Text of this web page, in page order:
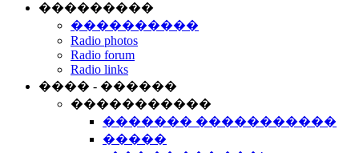
���������
����������
Radio photos
Radio forum
Radio links
���� - ������
�����������
������� �����������
�����